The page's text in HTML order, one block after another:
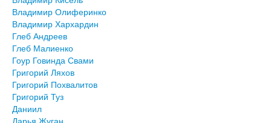
Владимир Олиферинко
Владимир Хархардин
Глеб Андреев
Глеб Малиенко
Гоур Говинда Свами
Григорий Ляхов
Григорий Похвалитов
Григорий Туз
Даниил